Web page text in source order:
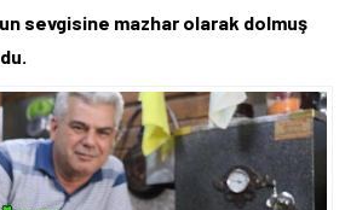
sevgisine mazhar olarak dolmuş